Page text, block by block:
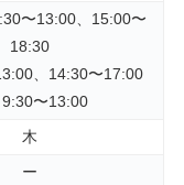
〜13:00、15:00〜
18:30
、14:30〜17:00
9:30〜13:00
木
ー